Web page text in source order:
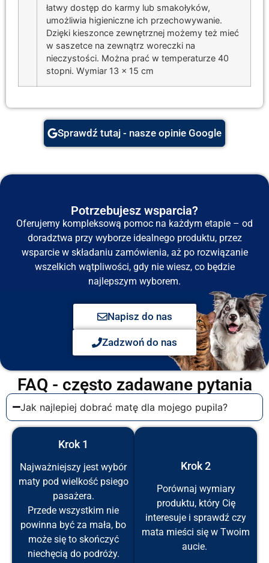
łatwy dostęp do karmy lub smakołyków,
umożliwia higieniczne ich przechowywanie.
Dzięki kieszonce zewnętrznej możemy też mieć
w saszetce na zewnątrz woreczki na
nieczystości. Można prać w temperaturze 40
stopni. Wymiar 13 x 15 cm
Sprawdź tutaj - nasze opinie Google
Potrzebujesz wsparcia?
Oferujemy kompleksową pomoc na każdym etapie – od
doradztwa przy wyborze idealnego produktu, przez
wsparcie w składaniu zamówienia, aż po rozwiązanie
wszelkich wątpliwości, gdy nie wiesz, co będzie
najlepszym wyborem.
Napisz do nas
Zadzwoń do nas
FAQ - często zadawane pytania
Jak najlepiej dobrać matę dla mojego pupila?
Krok 1
Najważniejszy jest wybór
maty pod wielkość psiego
pasażera.
Przede wszystkim nie
powinna być za mała, bo
może się to skończyć
niechęcią do podróży.
Krok 2
Porównaj wymiary
produktu, który Cię
interesuje i sprawdź czy
mata mieści się w Twoim
aucie.